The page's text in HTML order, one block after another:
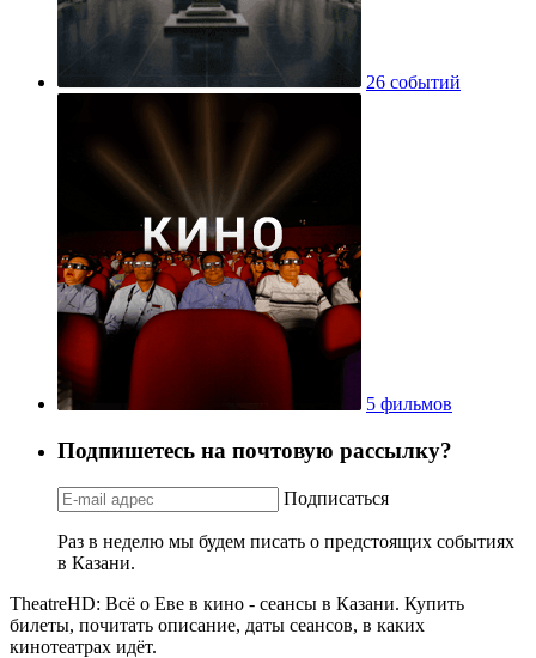
26 событий
5 фильмов
Подпишетесь на почтовую рассылку?
Подписаться
Раз в неделю мы будем писать о предстоящих событиях
в Казани.
TheatreHD: Всё о Еве в кино - сеансы в Казани. Купить
билеты, почитать описание, даты сеансов, в каких
кинотеатрах идёт.